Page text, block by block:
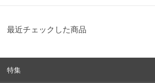
最近チェックした商品
特集